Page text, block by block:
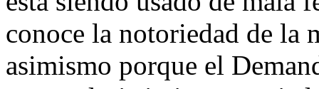
conoce la notoriedad de
asimismo porque el